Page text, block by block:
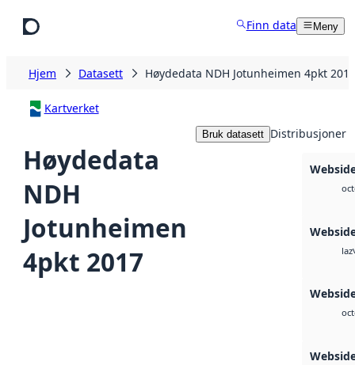
Finn data Meny
Hjem Datasett Høydedata NDH Jotunheimen 4pkt 2017
Kartverket
Høydedata
NDH
Jotunheimen
4pkt 2017
Bruk datasett Distribusjoner
laz